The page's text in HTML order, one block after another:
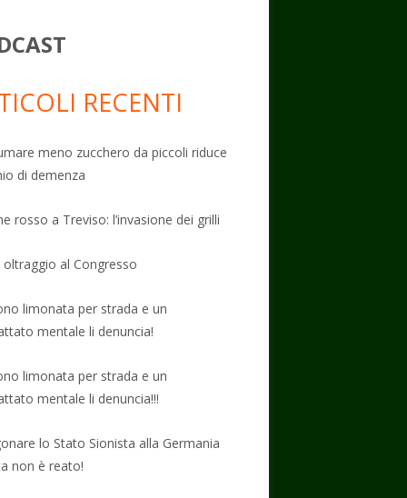
RECENTI
meno zucchero da piccoli riduce
di demenza
rosso a Treviso: l’invasione dei grilli
oltraggio al Congresso
limonata per strada e un
mentale li denuncia!
limonata per strada e un
mentale li denuncia!!!
lo Stato Sionista alla Germania
non è reato!